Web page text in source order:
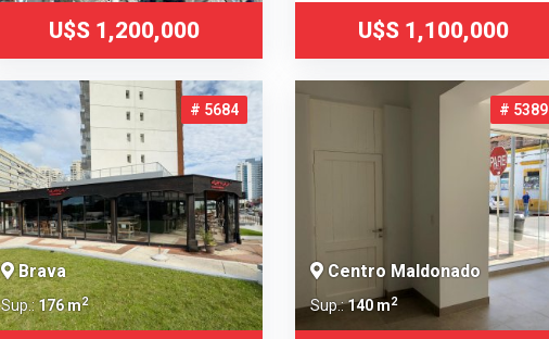
U$S 1,200,000 U$S 1,100,000
# 5684
Brava
Sup.:176 m2
# 5389
Centro Maldonado
Sup.:140 m2